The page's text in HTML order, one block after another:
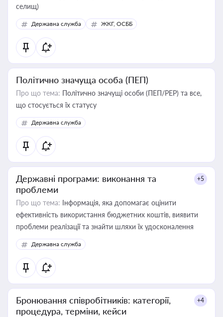
селищ)
Державна служба ЖКГ, ОСББ
Політично значуща особа (ПЕП)
Про що тема: Політично значущі особи (ПЕП/PEP) та все,
що стосується їх статусу
Державна служба
Державні програми: виконання та
проблеми
+5
Про що тема: Інформація, яка допомагає оцінити
ефективність використання бюджетних коштів, виявити
проблеми реалізації та знайти шляхи їх удосконалення
Державна служба
Бронювання співробітників: категорії,
процедура, терміни, кейси
+4